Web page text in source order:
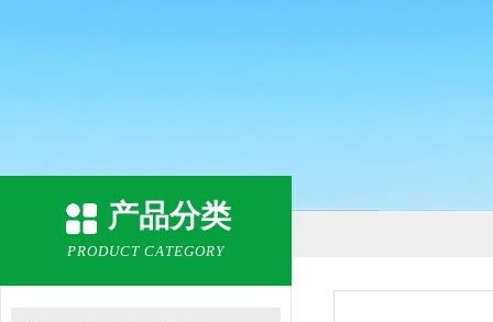
产品分类
PRODUCT CATEGORY